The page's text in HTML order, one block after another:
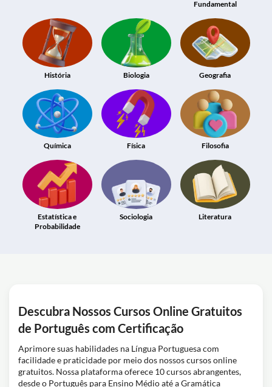
Fundamental
História Biologia Geografia
Química Física Filosofia
Estatística e
Probabilidade
Sociologia Literatura
Descubra Nossos Cursos Online Gratuitos
de Português com Certificação
Aprimore suas habilidades na Língua Portuguesa com
facilidade e praticidade por meio dos nossos cursos online
gratuitos. Nossa plataforma oferece 10 cursos abrangentes,
desde o Português para Ensino Médio até a Gramática